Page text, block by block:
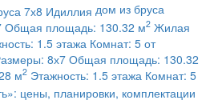
дом из бруса
Общая площадь: 130.32 м2 Жилая
1.5 этажа Комнат: 5 от
8х7 Общая площадь: 130.32
м2 Этажность: 1.5 этажа Комнат: 5